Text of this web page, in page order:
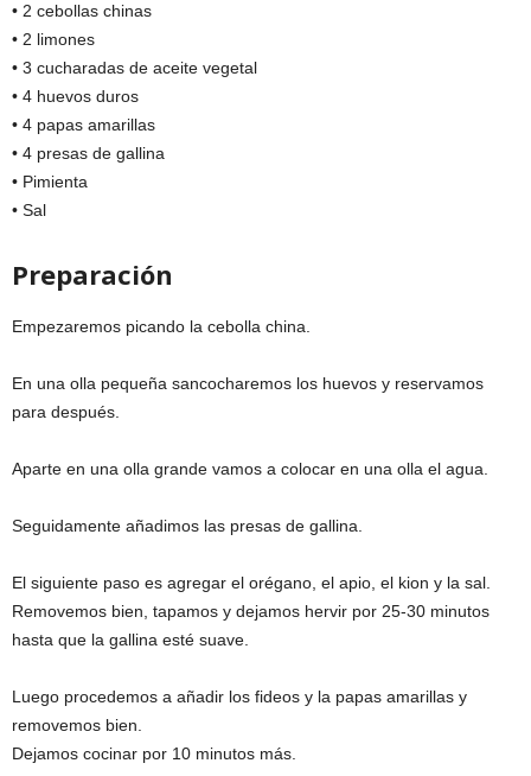
• 2 cebollas chinas
• 2 limones
• 3 cucharadas de aceite vegetal
• 4 huevos duros
• 4 papas amarillas
• 4 presas de gallina
• Pimienta
• Sal
Preparación
Empezaremos picando la cebolla china.
En una olla pequeña sancocharemos los huevos y reservamos
para después.
Aparte en una olla grande vamos a colocar en una olla el agua.
Seguidamente añadimos las presas de gallina.
El siguiente paso es agregar el orégano, el apio, el kion y la sal.
Removemos bien, tapamos y dejamos hervir por 25-30 minutos
hasta que la gallina esté suave.
Luego procedemos a añadir los fideos y la papas amarillas y
removemos bien.
Dejamos cocinar por 10 minutos más.